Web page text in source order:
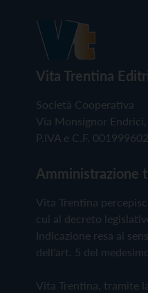
Vita Trentina
Società Cooperativa
Via Monsignor
P.IVA e C.F.
Amministrazione
Vita Trentina
cui al decreto
Indicazione resa ai
dell'art. 5 del
Vita Trentina, tramite